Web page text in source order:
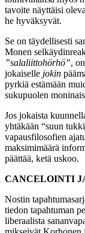
tavoite näyttäisi
he hyväksyvät.
Se on täydellisesti
Monen
”salaliittohörhö”,
jokaiselle jokin
pyrkiä estämään
sukupuolen
Jos jokaista
yhtäkään “suun
vapausfilosofien
maksimimäärä
päättää, ketä uskoo.
CANCELOINTI
Nostin
tiedon tapahtuman
liberaalista